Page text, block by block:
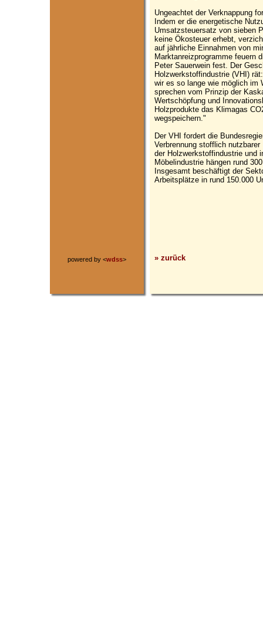
powered by <wdss>
Ungeachtet der Verknappung
Indem er die energetische
Umsatzsteuersatz von sieben
keine Ökosteuer erhebt,
auf jährliche Einnahmen von
Marktanreizprogramme feuern
Peter Sauerwein fest. Der
Holzwerkstoffindustrie (VHI)
wir es so lange wie möglich
sprechen vom Prinzip der
Wertschöpfung und
Holzprodukte das Klimagas
wegspeichern."
Der VHI fordert die
Verbrennung stofflich
der Holzwerkstoffindustrie und
Möbelindustrie hängen rund
Insgesamt beschäftigt der
Arbeitsplätze in rund 150.000
» zurück